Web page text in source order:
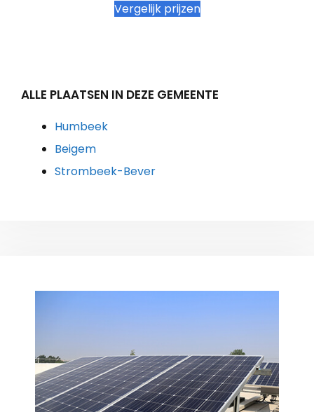
Vergelijk prijzen
ALLE PLAATSEN IN DEZE GEMEENTE
Humbeek
Beigem
Strombeek-Bever